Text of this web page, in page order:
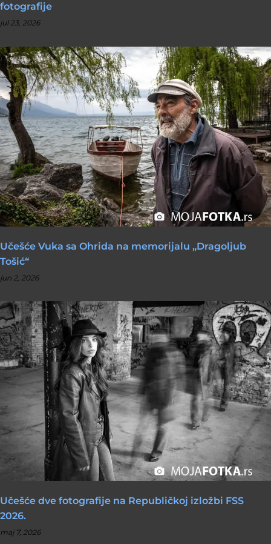
fotografije
jul 23, 2026
Učešće Vuka sa Ohrida na memorijalu „Dragoljub
Tošić“
jun 2, 2026
Učešće dve fotografije na Republičkoj izložbi FSS
2026.
maj 7, 2026